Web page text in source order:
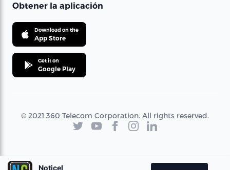
Obtener la aplicación
Download on the
App Store
Get it on
Google Play
© 2021 360 Telecom Corporation. All rights reserved.
Noticel